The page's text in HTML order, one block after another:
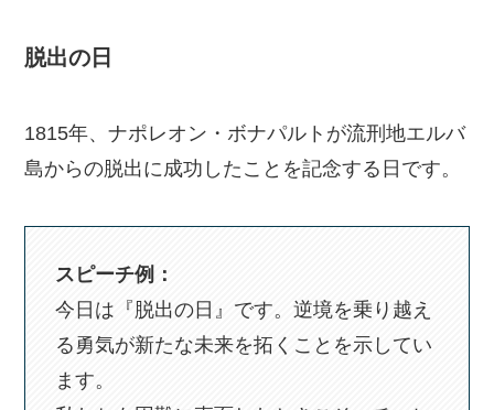
脱出の日
1815年、ナポレオン・ボナパルトが流刑地エルバ
島からの脱出に成功したことを記念する日です。
スピーチ例：
今日は『脱出の日』です。逆境を乗り越え
る勇気が新たな未来を拓くことを示してい
ます。